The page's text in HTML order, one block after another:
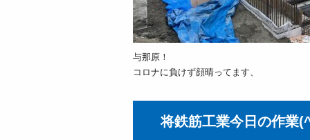
与那原！
コロナに負けず顔晴ってます、
将鉄筋工業今日の作業